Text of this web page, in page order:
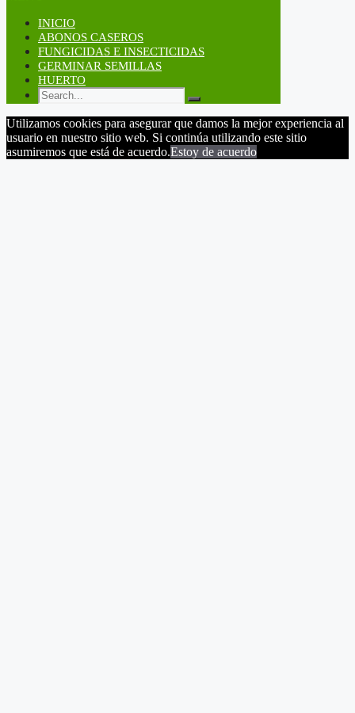
INICIO
ABONOS CASEROS
FUNGICIDAS E INSECTICIDAS
GERMINAR SEMILLAS
HUERTO
Utilizamos cookies para asegurar que damos la mejor experiencia al
usuario en nuestro sitio web. Si continúa utilizando este sitio
asumiremos que está de acuerdo.Estoy de acuerdo